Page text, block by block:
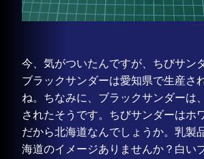
今、気がついたんですが、ちびサン
ブラックサンダーは愛知県で生産さ
ね。ちなみに、ブラックサンダーは
されたそうです。ちびサンダーはホ
だから北海道なんでしょうか。乳製
海道のイメージありませんか？白い